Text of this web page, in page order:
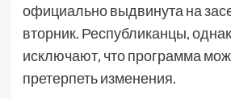
официально выдвинута на
вторник. Республиканцы,
исключают, что программа
претерпеть изменения.